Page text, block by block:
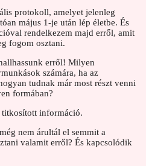
protokoll, amelyet jelenleg
május 1-je után lép életbe. És
rendelkezem majd erről, amit
fogom osztani.
erről! Milyen
számára, ha az
tudnak már most részt venni
formában?
titkosított információ.
nem árultál el semmit a
valamit erről? És kapcsolódik